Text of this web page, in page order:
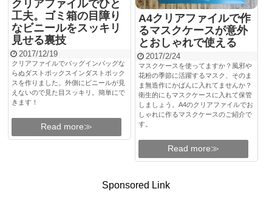
クリアファイルでひと
工夫。ゴミ箱の目障り
なビニールをスッキリ
見せる裏技
2017/12/19
クリアファイルでバッグインバッグな
らぬダストボックスインダストボック
スを作りました。外側にビニールが見
えないので見た目スッキリ。簡単にで
きます！
Read more≫
A4クリアファイルで作
るマスクケースが意外
とおしゃれで使える
2017/2/24
マスクケースを使ってますか？風邪や
花粉の季節に活躍するマスク、そのま
ま無造作にかばんに入れてませんか？
衛生的にもマスクケースに入れて保管
しましょう。A4のクリアファイルでお
しゃれに作るマスクケースのご紹介で
す。
Read more≫
Sponsored Link